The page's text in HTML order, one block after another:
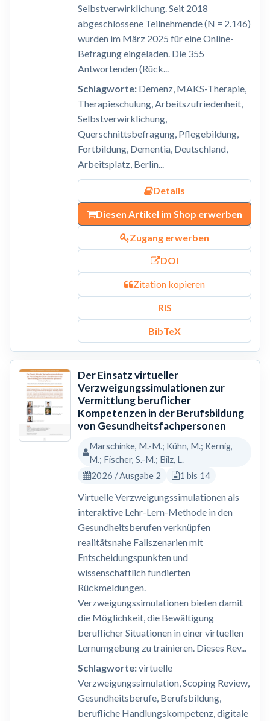
Selbstverwirklichung. Seit 2018
abgeschlossene Teilnehmende (N = 2.146)
wurden im März 2025 für eine Online-
Befragung eingeladen. Die 355
Antwortenden (Rück...
Schlagworte:Demenz, MAKS-Therapie,
Therapieschulung, Arbeitszufriedenheit,
Selbstverwirklichung,
Querschnittsbefragung, Pflegebildung,
Fortbildung, Dementia, Deutschland,
Arbeitsplatz, Berlin...
Details
Diesen Artikel im Shop erwerben
Zugang erwerben
DOI
Zitation kopieren
RIS
BibTeX
Der Einsatz virtueller
Verzweigungssimulationen zur
Vermittlung beruflicher
Kompetenzen in der Berufsbildung
von Gesundheitsfachpersonen
Marschinke, M.-M.; Kühn, M.; Kernig,
M.; Fischer, S.-M.; Bilz, L.
2026 / Ausgabe 2
1 bis 14
Virtuelle Verzweigungssimulationen als
interaktive Lehr-Lern-Methode in den
Gesundheitsberufen verknüpfen
realitätsnahe Fallszenarien mit
Entscheidungspunkten und
wissenschaftlich fundierten
Rückmeldungen.
Verzweigungssimulationen bieten damit
die Möglichkeit, die Bewältigung
beruflicher Situationen in einer virtuellen
Lernumgebung zu trainieren. Dieses Rev...
Schlagworte:virtuelle
Verzweigungssimulation, Scoping Review,
Gesundheitsberufe, Berufsbildung,
berufliche Handlungskompetenz, digitale